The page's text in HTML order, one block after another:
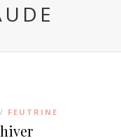
/ FEUTRINE